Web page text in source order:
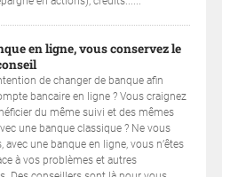
en ligne, vous conservez le
de changer de banque afin
bancaire en ligne ? Vous craignez
du même suivi et des mêmes
une banque classique ? Ne vous
avec une banque en ligne, vous n’êtes
à vos problèmes et autres